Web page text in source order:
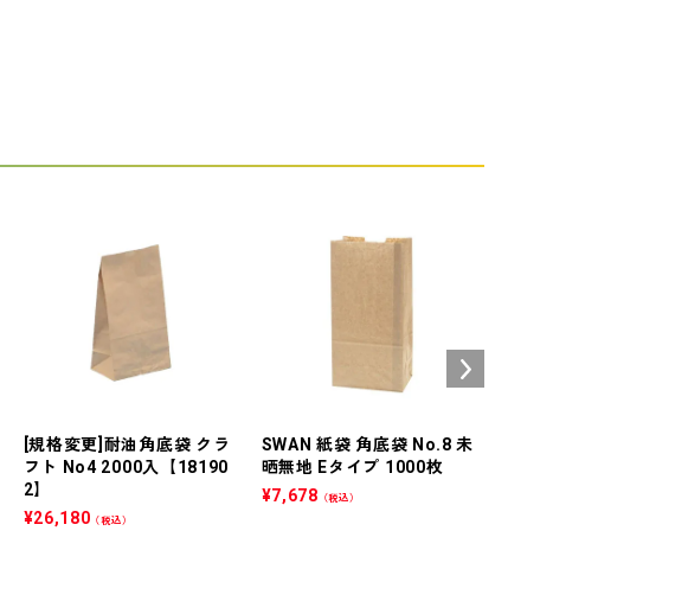
[規格変更]耐油角底袋 クラ
フト No4 2000入【18190
2】
¥26,180 （税込）
SWAN 紙袋 角底袋 No.8 未
晒無地 Eタイプ 1000枚
¥7,678 （税込）